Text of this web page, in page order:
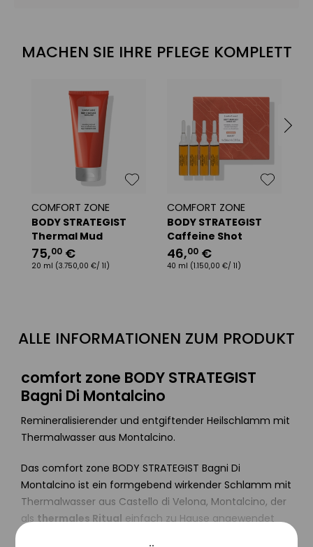
MACHEN SIE IHRE PFLEGE KOMPLETT
COMFORT ZONE
BODY STRATEGIST
Thermal Mud
75,00 €
20 ml (3.750,00 €/ 1l)
COMFORT ZONE
BODY STRATEGIST
Caffeine Shot
46,00 €
40 ml (1.150,00 €/ 1l)
ALLE INFORMATIONEN ZUM PRODUKT
comfort zone BODY STRATEGIST
Bagni Di Montalcino
Remineralisierender und entgiftender Heilschlamm mit
Thermalwasser aus Montalcino.
Das comfort zone BODY STRATEGIST Bagni Di
Montalcino ist ein formgebend wirkender Schlamm mit
Thermalwasser aus Castello di Velona, Montalcino, der
als thermales Ritual einfach zu Hause angewendet